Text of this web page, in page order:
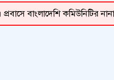
বাংলাদেশি কমিউনিটির